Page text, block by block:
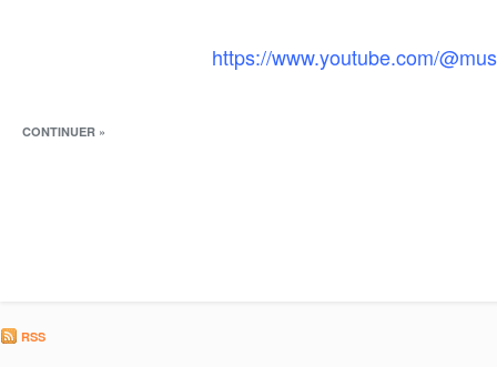
https://www.youtube.com/
CONTINUER »
RSS